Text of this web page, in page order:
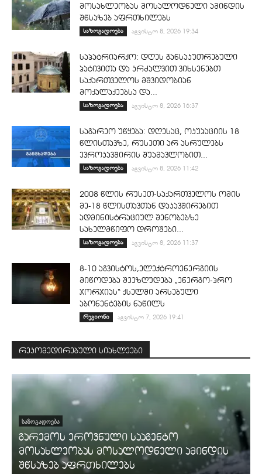
მოსახლეობას მოსალოდნელი ამინდის
შწსაზებ აფრთხილებს
საზოგადოება აგვისტო 8, 2026 19:34
საპატრიარქო: დღეს განსაკუთრებული
პატივითა და კრძალვით ვიხსენებთ
საქართველოს მშვიდობიან
მოქალაქეებსა და...
საზოგადოება აგვისტო 8, 2026 16:37
საგარეო უწყება: დღესაც, ოკუპაციის 18
წლისთავზე, რუსეთი არ ასრულებს
ევროკავშირის შუამავლობით...
საზოგადოება აგვისტო 8, 2026 11:42
2008 წლის რუსეთ-საქართველოს ომის
მე-18 წლისთავთან დაკავშირებით
ადმინისტრაციულ შენობებზე
სახელმწიფო დროშები...
საზოგადოება აგვისტო 8, 2026 11:37
8-10 აგვისტოს,ელექტროენერგიის
მიწოდება შეეზღუდება „ენერგო-პრო
ჯორჯიას“ ქსელში არსებული
აბონენტების ნაწილს
რეგიონი აგვისტო 7, 2026 19:41
რეკომედირებული სიახლეები
ᲡᲐᲖᲝᲒᲐᲓᲝᲔᲑᲐ
გარემოს ეროვნული სააგენტო
მოსახლეობას მოსალოდნელი ამინდის
შწსაზებ აფრთხილებს